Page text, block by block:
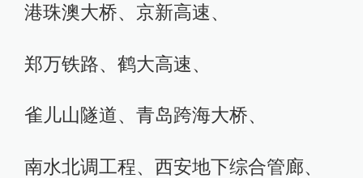
港珠澳大桥、京新高速、
郑万铁路、鹤大高速、
雀儿山隧道、青岛跨海大桥、
南水北调工程、西安地下综合管廊、